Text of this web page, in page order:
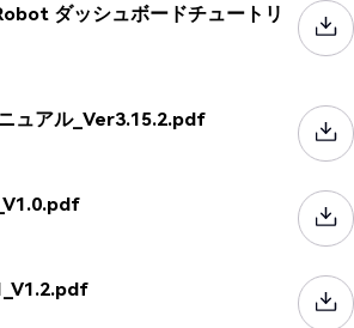
ダッシュボードチュートリ
ュアル_Ver3.15.2.pdf